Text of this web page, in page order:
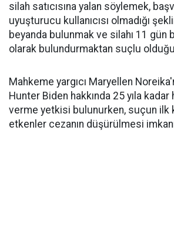
silah satıcısına yalan söylemek,
uyuşturucu kullanıcısı olmadığı
beyanda bulunmak ve silahı 11 gün
olarak bulundurmaktan suçlu
Mahkeme yargıcı Maryellen
Hunter Biden hakkında 25 yıla kadar
verme yetkisi bulunurken, suçun ilk
etkenler cezanın düşürülmesi